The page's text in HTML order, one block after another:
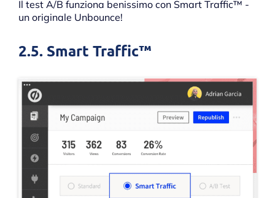
Il test A/B funziona benissimo con Smart Traffic™ -
un originale Unbounce!
2.5. Smart Traffic™